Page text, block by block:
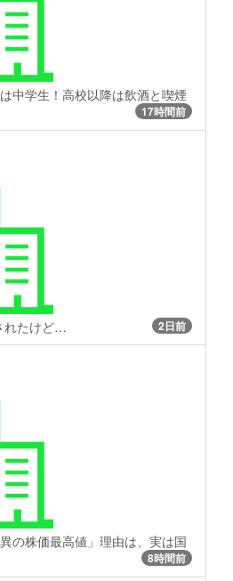
中学生！高校以降は飲酒と喫煙
17時間前
れたけど… 2日前
の株価最高値」理由は、実は国
8時間前